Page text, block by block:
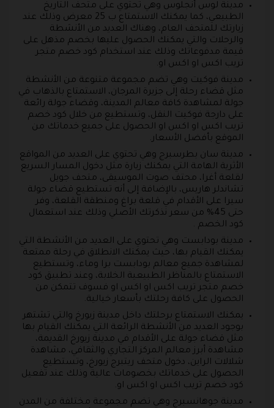
مدينة لوس أنجلوس وهي تحتوي على متحف التاريخ
الطبيعي، كما يمكنك الاستمتاع ب 25 معرض وذلك عند
زيارتك للمتحف العام، وهناك العديد من الأنشطة
والرحلات والتي يمكنك الحصول عليها بخصم مذهل على
قيمة مدفوعاتك وذلك عند استخدام كود خصم متجر
تريب اكس او اكس او.
مدينة فوكيت وهي تضم مجموعة متنوعة من الأنشطة
مثل قضاء رحلة إلى جزيرة المرجان، الاستمتاع بالذهاب في
جولة لمشاهدة كافة معالم المدينة، وقضاء جولة رائعة
على دارجة فوكيت النقل، وتستطيع من خلال كود خصم
تريب اكس او اكس او الحصول على جميع خدماتك من
الموقع بأفضل الأسعار.
مدينة سان بطرسبرج وهي تحتوي على العديد من المواقع
الأثرية الهامة التي يمكنك زيارة مثل دخول المسار السريع
لقلعة أغرا، محتف صوت الموسيقى، متحف جويل
تشاندلر هاريس، بالإضافة إلى أنه تستطيع قضاء جولة
سيرا على الأقدام في قلعة براغ ومنطقة القلعة، وفر
حتى 45% من سعر نذكرتك الأصلي وذلك عند استعمال
كود الخصم .
مدينة بودابست وهي تحتوي على العديد من الأنشطة التي
يمكنك القيام بها، حيث يمكنك الانطلاق في رحلة ممتعة
لمشاهدة جميع معالم بودابست برا وماء، وتستطيع
الاستمتاع بالمناظر الطبيعية الخلابة، وعند تطبيق كود
خصم متجر تريب اكس او اكس او فسوف تتمكن من
الحصول على كافة رحلتك بأسعار خيالية.
يمكنك الاستمتاع برحلتك داخل مدينة زيورخ والتي تشتهر
بوجود العديد من الأنشطة الرائعة التي يمكنك القيام بها
مثل قضاء جولة على الأقدام في مدينة زيورخ القديمة،
مشاهدة أبرز معالم المركز التجاري والثقافي، مشاهدة
شلالات الراين، دخول متحف ريتبرج زيورخ، وتستطيع
الحصول على خدماتك بخصومات عالية وذلك عند تفعيل
كود خصم تريب اكس او اكس او.
مدينة جوهانسبرج وهي تضم مجموعة مختلفة من المدن